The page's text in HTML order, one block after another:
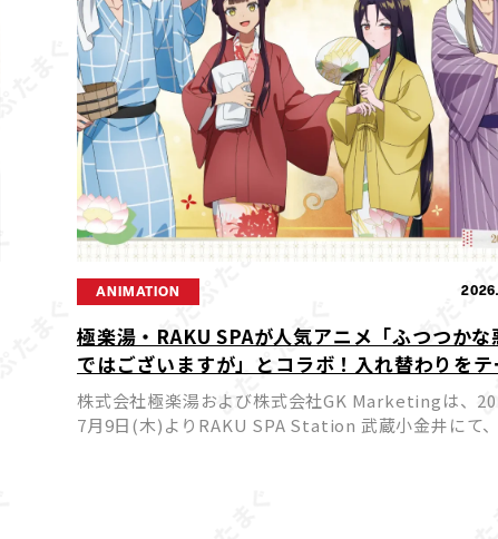
ANIMATION
極楽湯・RAKU SPAが人気アニメ「ふつつかな
ではございますが」とコラボ！入れ替わりを
にした限定企画が7月9日からスタート
株式会社極楽湯および株式会社GK Marketingは、
7月9日(木)よりRAKU SPA Station 武蔵小金井にて